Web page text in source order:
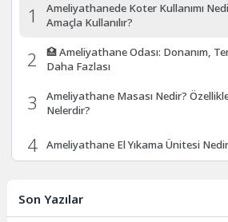
1
Ameliyathanede Koter Kullanımı
Amaçla Kullanılır?
2
🏥 Ameliyathane Odası: Donanım,
Daha Fazlası
3
Ameliyathane Masası Nedir?
Nelerdir?
4 Ameliyathane El Yıkama Ünitesi
Son Yazılar